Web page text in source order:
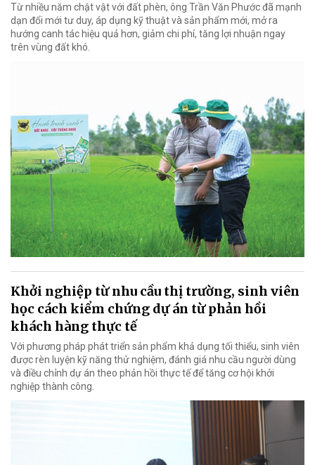
Từ nhiều năm chật vật với đất phèn, ông Trần Văn Phước đã mạnh
dạn đổi mới tư duy, áp dụng kỹ thuật và sản phẩm mới, mở ra
hướng canh tác hiệu quả hơn, giảm chi phí, tăng lợi nhuận ngay
trên vùng đất khó.
Khởi nghiệp từ nhu cầu thị trường, sinh viên
học cách kiểm chứng dự án từ phản hồi
khách hàng thực tế
Với phương pháp phát triển sản phẩm khả dụng tối thiểu, sinh viên
được rèn luyện kỹ năng thử nghiệm, đánh giá nhu cầu người dùng
và điều chỉnh dự án theo phản hồi thực tế để tăng cơ hội khởi
nghiệp thành công.